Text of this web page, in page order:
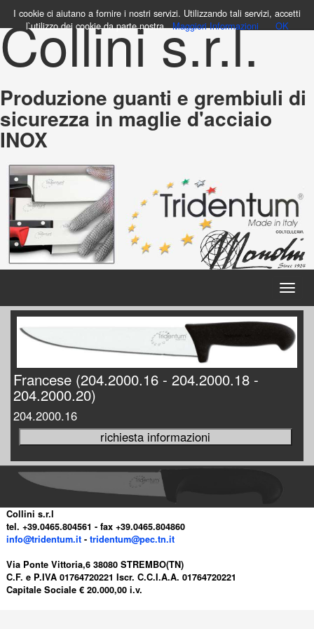
Collini s.r.l.
Produzione guanti e grembiuli di
sicurezza in maglie d'acciaio
INOX
Francese (204.2000.16 - 204.2000.18 -
204.2000.20)
204.2000.16
Collini s.r.l
tel. +39.0465.804561 - fax +39.0465.804860
info@tridentum.it- tridentum@pec.tn.it
Via Ponte Vittoria,6 38080 STREMBO(TN)
C.F. e P.IVA 01764720221 Iscr. C.C.I.A.A. 01764720221
Capitale Sociale € 20.000,00 i.v.
I cookie ci aiutano a fornire i nostri servizi. Utilizzando tali servizi, accetti
l`utilizzo dei cookie da parte nostra. Maggiori Informazioni OK